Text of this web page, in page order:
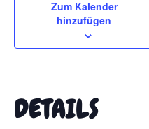
Zum Kalender
hinzufügen
DETAILS